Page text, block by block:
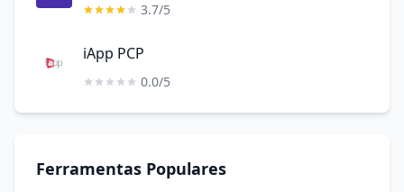
3.7/5
iApp PCP
0.0/5
Ferramentas Populares